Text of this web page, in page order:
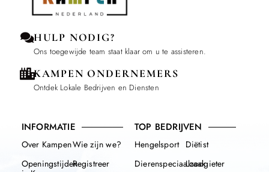
HULP NODIG?
Ons toegewijde team staat klaar om u te assisteren.
KAMPEN ONDERNEMERS
Ontdek Lokale Bedrijven en Diensten
INFORMATIE
Over Kampen
Openingstijden
Wie zijn we?
Registreer
TOP BEDRIJVEN
Hengelsport
Dierenspeciaalzaak
Diëtist
Loodgieter